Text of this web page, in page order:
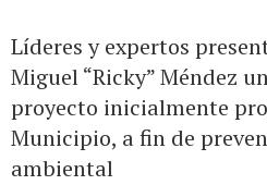
Líderes y expertos
Miguel “Ricky” Méndez
proyecto inicialmente
Municipio, a fin de
ambiental